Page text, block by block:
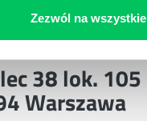
Zezwól na wszystkie
38 lok. 105
Warszawa